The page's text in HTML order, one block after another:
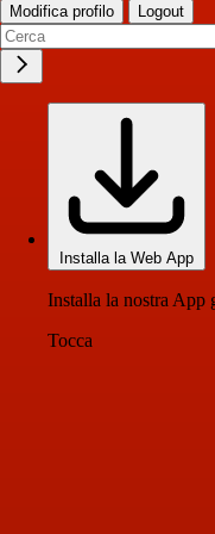
Modifica profilo Logout
Installa la Web App
Installa la nostra App
Tocca